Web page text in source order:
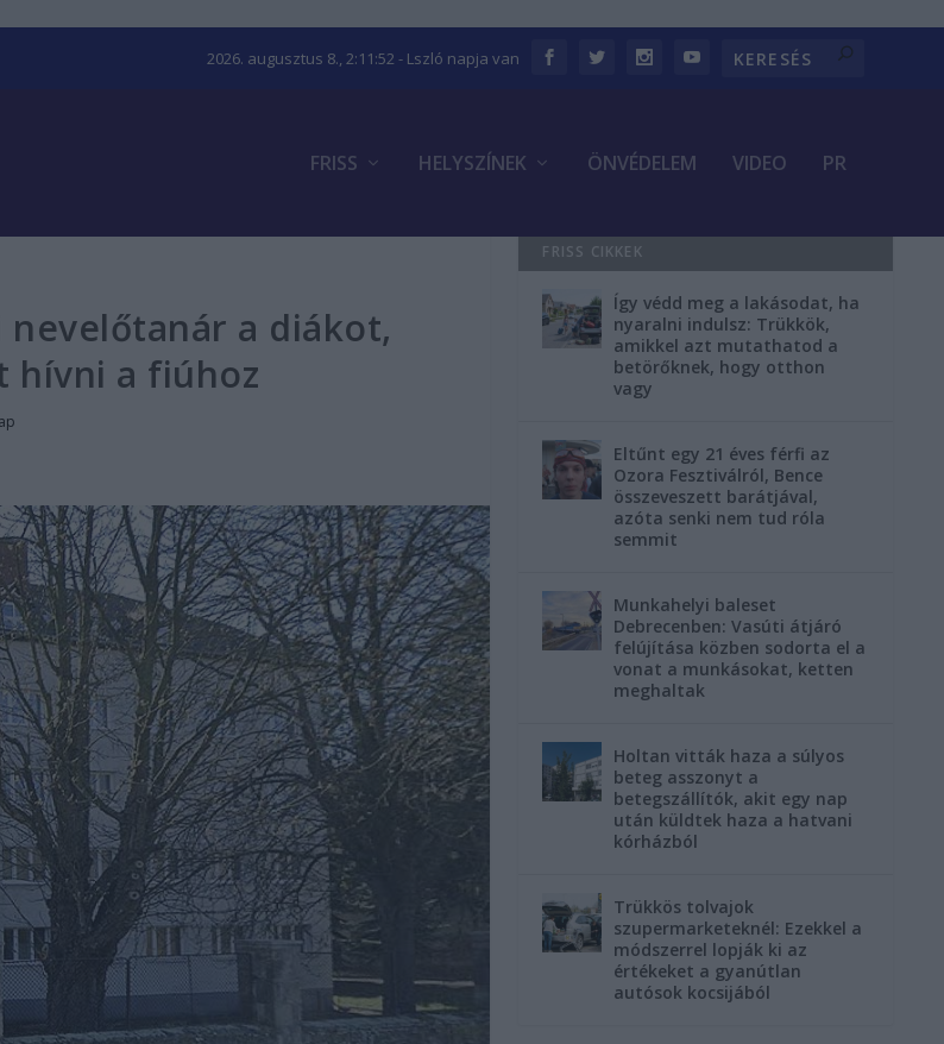
2026. augusztus 8., 2:11:53 - Lszló napja van
FRISS HELYSZÍNEK ÖNVÉDELEM VIDEO PR
a diákot,
hívni a fiúhoz
FRISS CIKKEK
Így védd meg a lakásodat, ha
nyaralni indulsz: Trükkök,
amikkel azt mutathatod a
betörőknek, hogy otthon
vagy
Eltűnt egy 21 éves férfi az
Ozora Fesztiválról, Bence
összeveszett barátjával,
azóta senki nem tud róla
semmit
Munkahelyi baleset
Debrecenben: Vasúti átjáró
felújítása közben sodorta el a
vonat a munkásokat, ketten
meghaltak
Holtan vitták haza a súlyos
beteg asszonyt a
betegszállítók, akit egy nap
után küldtek haza a hatvani
kórházból
Trükkös tolvajok
szupermarketeknél: Ezekkel a
módszerrel lopják ki az
értékeket a gyanútlan
autósok kocsijából